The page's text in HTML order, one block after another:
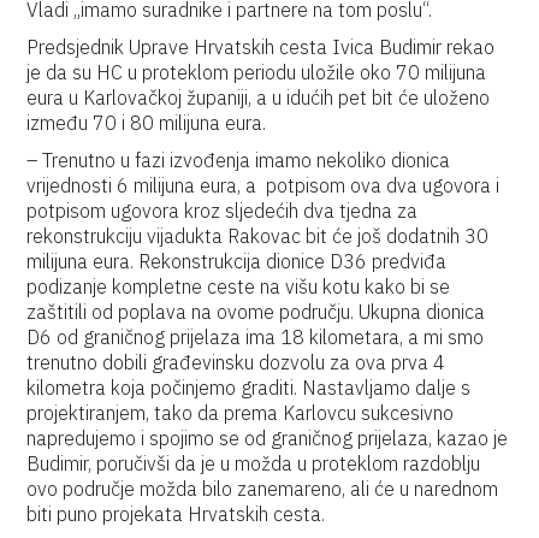
Vladi „imamo suradnike i partnere na tom poslu“.
Predsjednik Uprave Hrvatskih cesta Ivica Budimir rekao
je da su HC u proteklom periodu uložile oko 70 milijuna
eura u Karlovačkoj županiji, a u idućih pet bit će uloženo
između 70 i 80 milijuna eura.
– Trenutno u fazi izvođenja imamo nekoliko dionica
vrijednosti 6 milijuna eura, a potpisom ova dva ugovora i
potpisom ugovora kroz sljedećih dva tjedna za
rekonstrukciju vijadukta Rakovac bit će još dodatnih 30
milijuna eura. Rekonstrukcija dionice D36 predviđa
podizanje kompletne ceste na višu kotu kako bi se
zaštitili od poplava na ovome području. Ukupna dionica
D6 od graničnog prijelaza ima 18 kilometara, a mi smo
trenutno dobili građevinsku dozvolu za ova prva 4
kilometra koja počinjemo graditi. Nastavljamo dalje s
projektiranjem, tako da prema Karlovcu sukcesivno
napredujemo i spojimo se od graničnog prijelaza, kazao je
Budimir, poručivši da je u možda u proteklom razdoblju
ovo područje možda bilo zanemareno, ali će u narednom
biti puno projekata Hrvatskih cesta.